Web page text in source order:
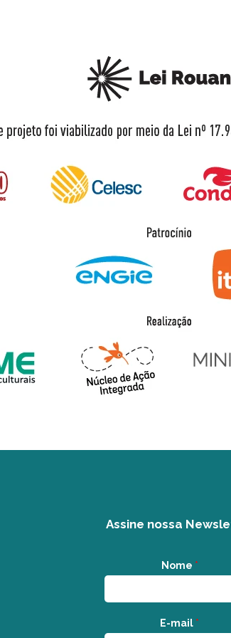
Assine nossa
Nome *
E-mail *